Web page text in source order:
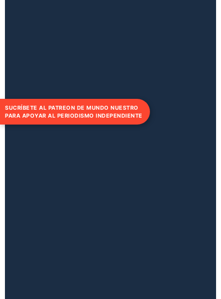
SUCRÍBETE AL PATREON DE MUNDO NUESTRO
PARA APOYAR AL PERIODISMO INDEPENDIENTE